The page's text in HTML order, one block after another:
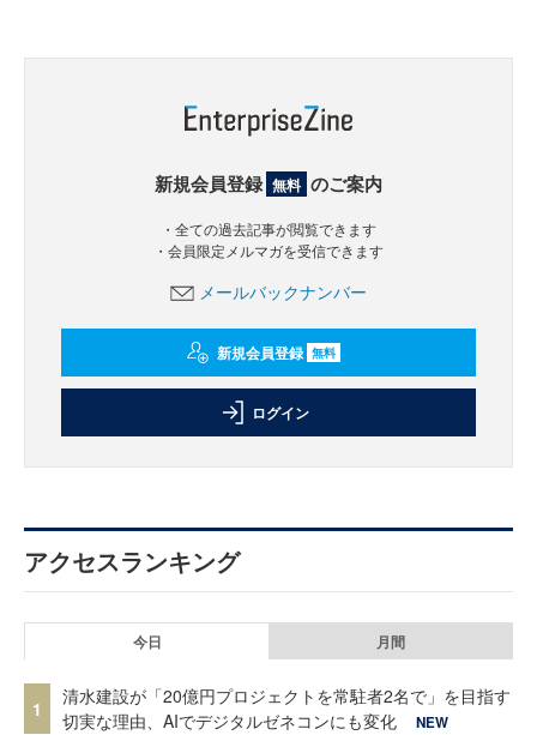
新規会員登録 無料 のご案内
・全ての過去記事が閲覧できます
・会員限定メルマガを受信できます
メールバックナンバー
新規会員登録 無料
ログイン
アクセスランキング
今日 月間
1
清水建設が「20億円プロジェクトを常駐者2名で」を目指す
切実な理由、AIでデジタルゼネコンにも変化
NEW